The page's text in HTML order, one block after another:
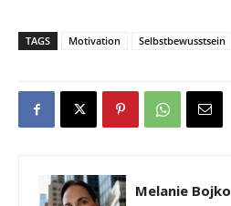
TAGS Motivation Selbstbewusstsein
Melanie Bojko